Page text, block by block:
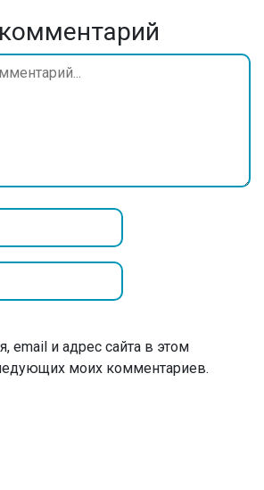
email и адрес сайта в этом
моих комментариев.